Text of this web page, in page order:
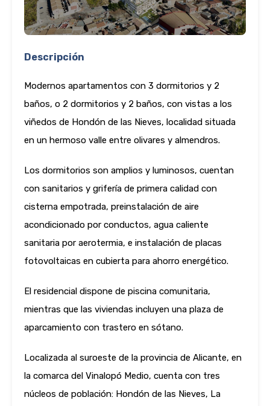
Descripción
Modernos apartamentos con 3 dormitorios y 2
baños, o 2 dormitorios y 2 baños, con vistas a los
viñedos de Hondón de las Nieves, localidad situada
en un hermoso valle entre olivares y almendros.
Los dormitorios son amplios y luminosos, cuentan
con sanitarios y grifería de primera calidad con
cisterna empotrada, preinstalación de aire
acondicionado por conductos, agua caliente
sanitaria por aerotermia, e instalación de placas
fotovoltaicas en cubierta para ahorro energético.
El residencial dispone de piscina comunitaria,
mientras que las viviendas incluyen una plaza de
aparcamiento con trastero en sótano.
Localizada al suroeste de la provincia de Alicante, en
la comarca del Vinalopó Medio, cuenta con tres
núcleos de población: Hondón de las Nieves, La